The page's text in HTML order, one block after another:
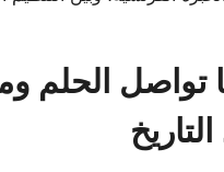
تواصل الحلم